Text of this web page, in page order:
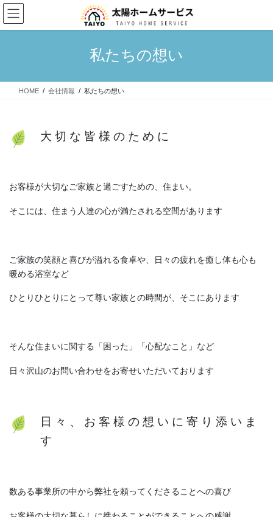
コ
ン
テ
ス
ナ
ビ
ゲ
ン
私たちの想い
HOME 会社情報 私たちの想い
大 切 な 皆 様 の た め に
お客様が大切なご家族と過ごすための、住まい。
そこには、住まう人達の心が満たされる空間があります
ご家族の笑顔と喜びが溢れる食卓や、日々の疲れを癒し体も心も
暖める浴室など
ひとりひとりにとって尊い家族との時間が、そこにあります
そんな住まいに関する「困った」「心配なこと」など
日々沢山のお問い合わせをお寄せいただいております
日 々 、 お 客 様 の 想 い に 寄 り 添 い ま
す
数ある事業所の中から弊社を頼ってくださることへの喜び